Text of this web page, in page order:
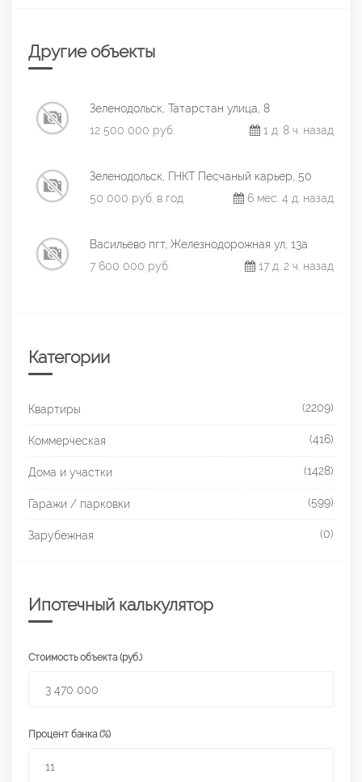
Другие объекты
Зеленодольск, Татарстан улица, 8
12 500 000 руб.
1 д. 8 ч. назад
Зеленодольск, ГНКТ Песчаный карьер, 50
50 000 руб. в год
6 мес. 4 д. назад
Васильево пгт, Железнодорожная ул, 13а
7 600 000 руб.
17 д. 2 ч. назад
Категории
Квартиры (2209)
Коммерческая (416)
Дома и участки (1428)
Гаражи / парковки (599)
Зарубежная (0)
Ипотечный калькулятор
Стоимость объекта (руб.)
Процент банка (%)